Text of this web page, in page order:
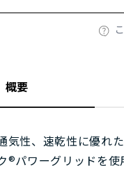
概要
気性、速乾性に優れ
®パワーグリッドを使